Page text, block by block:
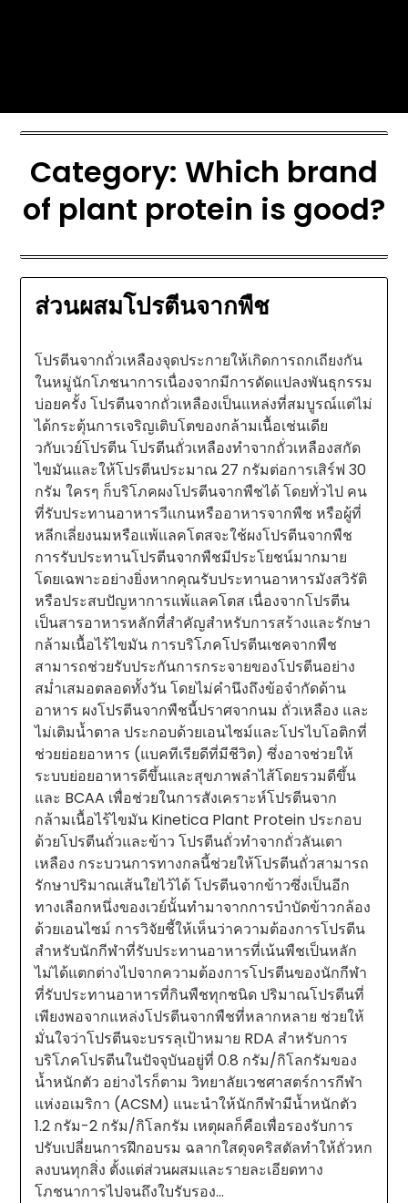
Category: Which brand
of plant protein is good?
ส่วนผสมโปรตีนจากพืช
โปรตีนจากถั่วเหลืองจุดประกายให้เกิดการถกเถียงกัน
ในหมู่นักโภชนาการเนื่องจากมีการดัดแปลงพันธุกรรม
บ่อยครั้ง โปรตีนจากถั่วเหลืองเป็นแหล่งที่สมบูรณ์แต่ไม่
ได้กระตุ้นการเจริญเติบโตของกล้ามเนื้อเช่นเดีย
วกับเวย์โปรตีน โปรตีนถั่วเหลืองทำจากถั่วเหลืองสกัด
ไขมันและให้โปรตีนประมาณ 27 กรัมต่อการเสิร์ฟ 30
กรัม ใครๆ ก็บริโภคผงโปรตีนจากพืชได้ โดยทั่วไป คน
ที่รับประทานอาหารวีแกนหรืออาหารจากพืช หรือผู้ที่
หลีกเลี่ยงนมหรือแพ้แลคโตสจะใช้ผงโปรตีนจากพืช
การรับประทานโปรตีนจากพืชมีประโยชน์มากมาย
โดยเฉพาะอย่างยิ่งหากคุณรับประทานอาหารมังสวิรัติ
หรือประสบปัญหาการแพ้แลคโตส เนื่องจากโปรตีน
เป็นสารอาหารหลักที่สำคัญสำหรับการสร้างและรักษา
กล้ามเนื้อไร้ไขมัน การบริโภคโปรตีนเชคจากพืช
สามารถช่วยรับประกันการกระจายของโปรตีนอย่าง
สม่ำเสมอตลอดทั้งวัน โดยไม่คำนึงถึงข้อจำกัดด้าน
อาหาร ผงโปรตีนจากพืชนี้ปราศจากนม ถั่วเหลือง และ
ไม่เติมน้ำตาล ประกอบด้วยเอนไซม์และโปรไบโอติกที่
ช่วยย่อยอาหาร (แบคทีเรียดีที่มีชีวิต) ซึ่งอาจช่วยให้
ระบบย่อยอาหารดีขึ้นและสุขภาพลำไส้โดยรวมดีขึ้น
และ BCAA เพื่อช่วยในการสังเคราะห์โปรตีนจาก
กล้ามเนื้อไร้ไขมัน Kinetica Plant Protein ประกอบ
ด้วยโปรตีนถั่วและข้าว โปรตีนถั่วทำจากถั่วลันเตา
เหลือง กระบวนการทางกลนี้ช่วยให้โปรตีนถั่วสามารถ
รักษาปริมาณเส้นใยไว้ได้ โปรตีนจากข้าวซึ่งเป็นอีก
ทางเลือกหนึ่งของเวย์นั้นทำมาจากการบำบัดข้าวกล้อง
ด้วยเอนไซม์ การวิจัยชี้ให้เห็นว่าความต้องการโปรตีน
สำหรับนักกีฬาที่รับประทานอาหารที่เน้นพืชเป็นหลัก
ไม่ได้แตกต่างไปจากความต้องการโปรตีนของนักกีฬา
ที่รับประทานอาหารที่กินพืชทุกชนิด ปริมาณโปรตีนที่
เพียงพอจากแหล่งโปรตีนจากพืชที่หลากหลาย ช่วยให้
มั่นใจว่าโปรตีนจะบรรลุเป้าหมาย RDA สำหรับการ
บริโภคโปรตีนในปัจจุบันอยู่ที่ 0.8 กรัม/กิโลกรัมของ
น้ำหนักตัว อย่างไรก็ตาม วิทยาลัยเวชศาสตร์การกีฬา
แห่งอเมริกา (ACSM) แนะนำให้นักกีฬามีน้ำหนักตัว
1.2 กรัม-2 กรัม/กิโลกรัม เหตุผลก็คือเพื่อรองรับการ
ปรับเปลี่ยนการฝึกอบรม ฉลากใสดุจคริสตัลทำให้ถั่วหก
ลงบนทุกสิ่ง ตั้งแต่ส่วนผสมและรายละเอียดทาง
โภชนาการไปจนถึงใบรับรอง…